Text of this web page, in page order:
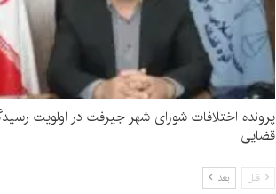
پرونده اختلافات شورای شهر جیرفت در اولویت
قضایی
قبل بعد